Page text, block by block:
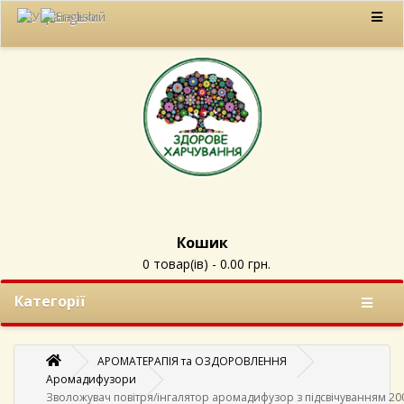
Кошик
0 товар(ів) - 0.00 грн.
Категорії
АРОМАТЕРАПІЯ та ОЗДОРОВЛЕННЯ
Аромадифузори
Зволожувач повітря/інгалятор аромадифузор з підсвічуванням